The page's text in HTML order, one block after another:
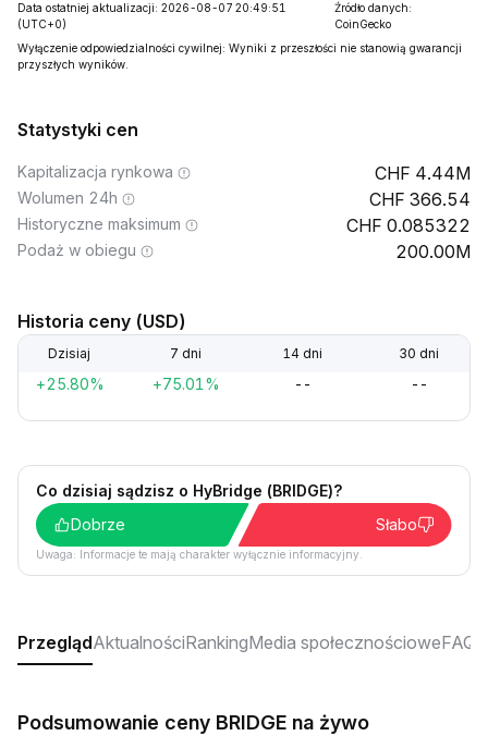
Data ostatniej aktualizacji: 2026-08-07 20:49:51
(UTC+0)
Źródło danych:
CoinGecko
Wyłączenie odpowiedzialności cywilnej: Wyniki z przeszłości nie stanowią gwarancji
przyszłych wyników.
Statystyki cen
Kapitalizacja rynkowa 4.44M
Wolumen 24h 366.54
Historyczne maksimum 0.085322
Podaż w obiegu 200.00M
Historia ceny (USD)
Dzisiaj 7 dni 14 dni 30 dni
+25.80% +75.01% -- --
Co dzisiaj sądzisz o HyBridge (BRIDGE)?
Dobrze
Słabo
Uwaga: Informacje te mają charakter wyłącznie informacyjny.
PrzeglądAktualnościRankingMedia społecznościoweFAQ
Podsumowanie ceny BRIDGE na żywo